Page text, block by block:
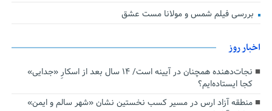
بررسی فیلم شمس و مولانا مست عشق
اخبار روز
نجات‌دهنده‌ همچنان در آیینه است/ ۱۴ سال بعد از اسکارِ «جدایی»
کجا ایستاده‌ایم؟
منطقه آزاد ارس در مسیر کسب نخستین نشان «شهر سالم و ایمن»